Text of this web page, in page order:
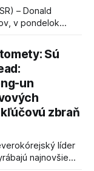
– Donald
v pondelok
v Gaze. Agentúra
že Izrael plní
Sú
un
zbraň
líder
najnovšie